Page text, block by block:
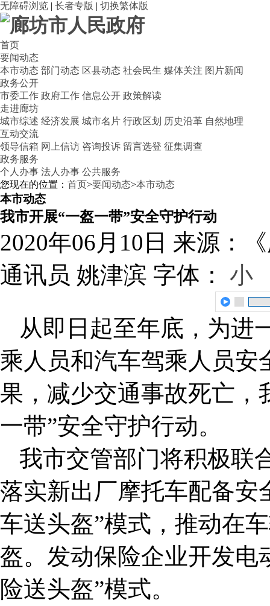
无障碍浏览 | 长者专版 | 切换繁体版
首页
要闻动态
本市动态 部门动态 区县动态 社会民生 媒体关注 图片新闻
政务公开
市委工作 政府工作 信息公开 政策解读
走进廊坊
城市综述 经济发展 城市名片 行政区划 历史沿革 自然地理
互动交流
领导信箱 网上信访 咨询投诉 留言选登 征集调查
政务服务
个人办事 法人办事 公共服务
您现在的位置： 首页>要闻动态>本市动态
本市动态
我市开展“一盔一带”安全守护行动
2020年06月10日 来源：
通讯员 姚津滨 字体： 小
从即日起至年底，为进
乘人员和汽车驾乘人员安
果，减少交通事故死亡，
一带”安全守护行动。
我市交管部门将积极联
落实新出厂摩托车配备安
车送头盔”模式，推动在
盔。发动保险企业开发电
险送头盔”模式。